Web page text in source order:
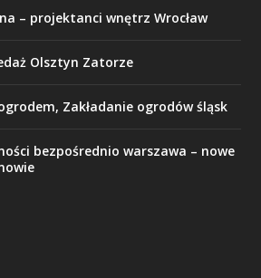
– projektanci wnętrz Wrocław
Olsztyn Zatorze
Zakładanie ogrodów śląsk
bezpośrednio warszawa – nowe